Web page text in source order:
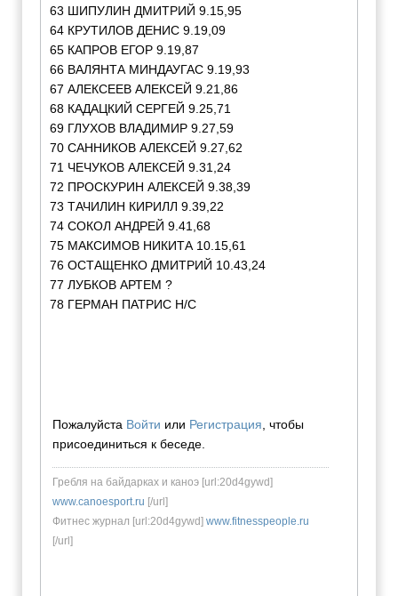
63 ШИПУЛИН ДМИТРИЙ 9.15,95
64 КРУТИЛОВ ДЕНИС 9.19,09
65 КАПРОВ ЕГОР 9.19,87
66 ВАЛЯНТА МИНДАУГАС 9.19,93
67 АЛЕКСЕЕВ АЛЕКСЕЙ 9.21,86
68 КАДАЦКИЙ СЕРГЕЙ 9.25,71
69 ГЛУХОВ ВЛАДИМИР 9.27,59
70 САННИКОВ АЛЕКСЕЙ 9.27,62
71 ЧЕЧУКОВ АЛЕКСЕЙ 9.31,24
72 ПРОСКУРИН АЛЕКСЕЙ 9.38,39
73 ТАЧИЛИН КИРИЛЛ 9.39,22
74 СОКОЛ АНДРЕЙ 9.41,68
75 МАКСИМОВ НИКИТА 10.15,61
76 ОСТАЩЕНКО ДМИТРИЙ 10.43,24
77 ЛУБКОВ АРТЕМ ?
78 ГЕРМАН ПАТРИС Н/С
Пожалуйста Войти или Регистрация, чтобы
присоединиться к беседе.
Гребля на байдарках и каноэ [url:20d4gywd]
www.canoesport.ru [/url]
Фитнес журнал [url:20d4gywd] www.fitnesspeople.ru
[/url]